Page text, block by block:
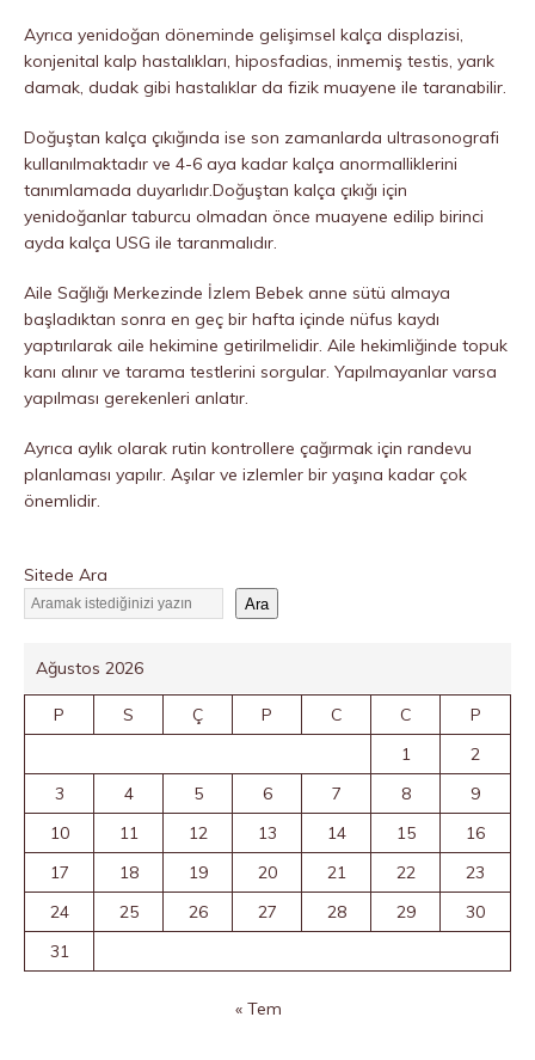
Ayrıca yenidoğan döneminde gelişimsel kalça displazisi,
konjenital kalp hastalıkları, hiposfadias, inmemiş testis, yarık
damak, dudak gibi hastalıklar da fizik muayene ile taranabilir.
Doğuştan kalça çıkığında ise son zamanlarda ultrasonografi
kullanılmaktadır ve 4-6 aya kadar kalça anormalliklerini
tanımlamada duyarlıdır.Doğuştan kalça çıkığı için
yenidoğanlar taburcu olmadan önce muayene edilip birinci
ayda kalça USG ile taranmalıdır.
Aile Sağlığı Merkezinde İzlem Bebek anne sütü almaya
başladıktan sonra en geç bir hafta içinde nüfus kaydı
yaptırılarak aile hekimine getirilmelidir. Aile hekimliğinde topuk
kanı alınır ve tarama testlerini sorgular. Yapılmayanlar varsa
yapılması gerekenleri anlatır.
Ayrıca aylık olarak rutin kontrollere çağırmak için randevu
planlaması yapılır. Aşılar ve izlemler bir yaşına kadar çok
önemlidir.
Sitede Ara
Ara
Ağustos 2026
P S Ç P C C
P
1
2
3
4 5 6 7 8
9
10
11 12 13 14 15
16
17
18 19 20 21 22
23
24
25 26 27 28 29
30
31
« Tem